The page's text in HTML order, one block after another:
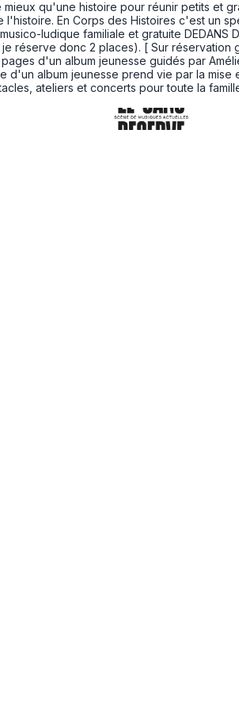
qu'une histoire pour réunir petits et
En Corps des Histoires c'est un
ludique familiale et gratuite DEDANS
je réserve donc 2 places). [ Sur réservation
d'un album jeunesse guidés par
d'un album jeunesse prend vie par la
ateliers et concerts pour toute la